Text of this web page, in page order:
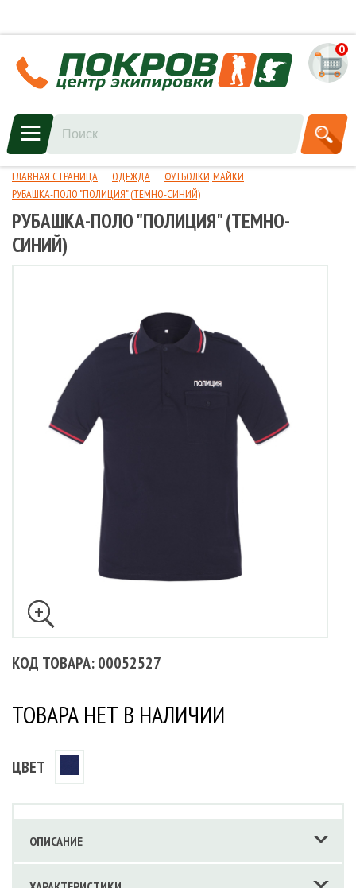
0
ГЛАВНАЯ СТРАНИЦА ОДЕЖДА
ФУТБОЛКИ, МАЙКИ
РУБАШКА-ПОЛО "ПОЛИЦИЯ" (ТЕМНО-СИНИЙ)
РУБАШКА-ПОЛО "ПОЛИЦИЯ" (ТЕМНО-
СИНИЙ)
КОД ТОВАРА: 00052527
ТОВАРА НЕТ В НАЛИЧИИ
ЦВЕТ
ОПИСАНИЕ